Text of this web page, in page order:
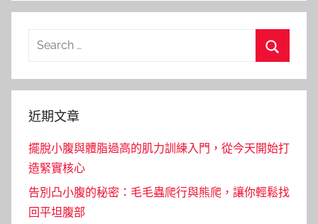
Search
近期文章
擺脫小腹與體脂過高的肌力訓練入門，從今天開始打
造緊實核心
告別凸小腹的秘密：毛毛蟲爬行與熊爬，讓你輕鬆找
回平坦腹部